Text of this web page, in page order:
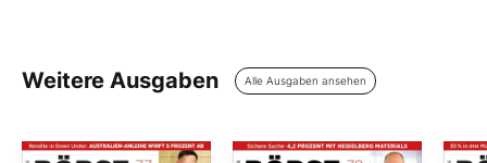
Weitere Ausgaben Alle Ausgaben ansehen